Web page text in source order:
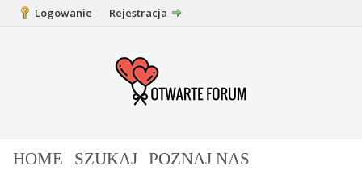
Logowanie Rejestracja
HOME SZUKAJ POZNAJ NAS